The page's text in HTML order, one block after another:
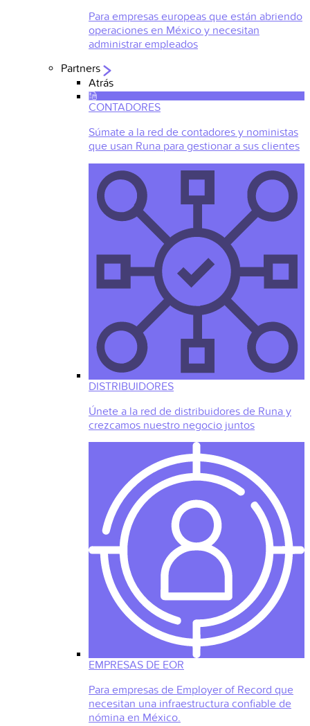
Para empresas europeas que están abriendo
operaciones en México y necesitan
administrar empleados
Partners
Atrás
CONTADORES
Súmate a la red de contadores y noministas
que usan Runa para gestionar a sus clientes
DISTRIBUIDORES
Únete a la red de distribuidores de Runa y
crezcamos nuestro negocio juntos
EMPRESAS DE EOR
Para empresas de Employer of Record que
necesitan una infraestructura confiable de
nómina en México.